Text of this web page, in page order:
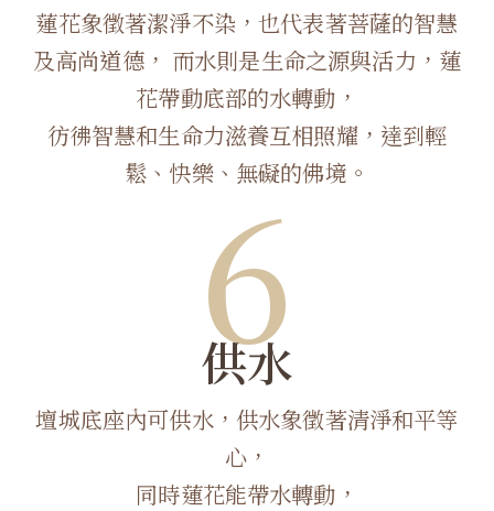
蓮花象徵著潔淨不染，也代表著菩薩的智慧
及高尚道德， 而水則是生命之源與活力，蓮
花帶動底部的水轉動，
彷彿智慧和生命力滋養互相照耀，達到輕
鬆、快樂、無礙的佛境。
6
供水
壇城底座內可供水，供水象徵著清淨和平等
心，
同時蓮花能帶水轉動，